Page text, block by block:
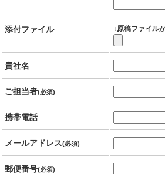
添付ファイル ↓原稿ファイル
貴社名
ご担当者(必須)
携帯電話
メールアドレス(必須)
郵便番号(必須)